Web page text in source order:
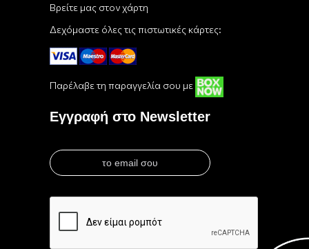
Βρείτε μας στον χάρτη
Δεχόμαστε όλες τις πιστωτικές κάρτες:
Παρέλαβε τη παραγγελία σου με
Εγγραφή στο Newsletter